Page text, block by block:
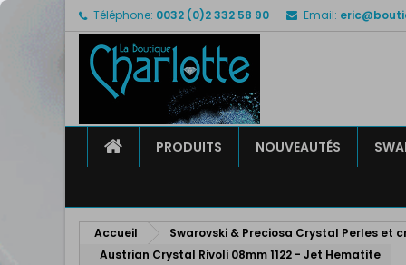
Téléphone: 0032 (0)2 332 58 90 Email:
ACCUEILPRODUITS NOUVEAUTÉS
Accueil Swarovski & Preciosa Crystal Perles et
Austrian Crystal Rivoli 08mm 1122 - Jet Hematite